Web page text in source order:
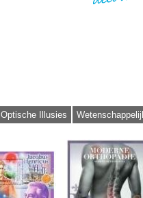
Optische Illusies